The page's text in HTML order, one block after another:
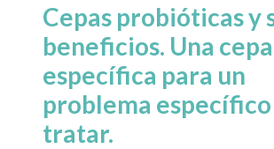
Cepas probióticas y
beneficios. Una cepa
específica para un
problema específico
tratar.